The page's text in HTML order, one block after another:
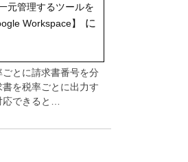
元管理するツールを
Workspace】
に
ごとに請求書番号を分
書を税率ごとに出力す
応できると…